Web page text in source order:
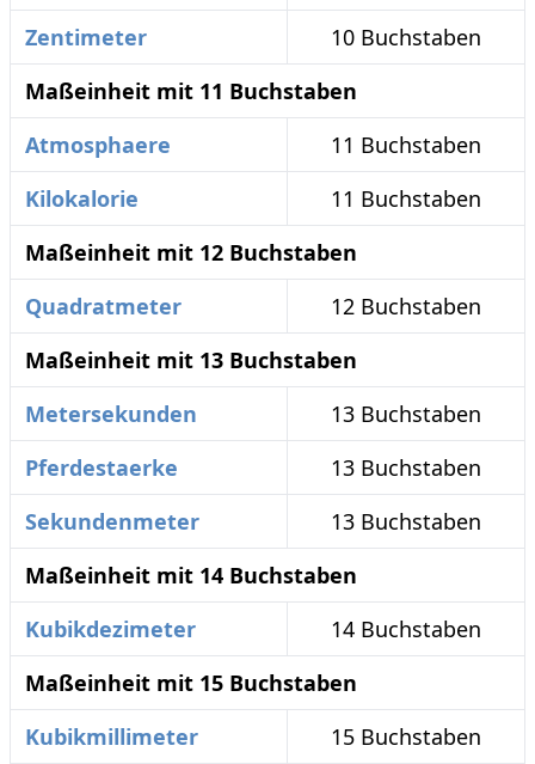
Zentimeter
10 Buchstaben
Maßeinheit mit 11 Buchstaben
Atmosphaere
11 Buchstaben
Kilokalorie
11 Buchstaben
Maßeinheit mit 12 Buchstaben
Quadratmeter
12 Buchstaben
Maßeinheit mit 13 Buchstaben
Metersekunden
13 Buchstaben
Pferdestaerke
13 Buchstaben
Sekundenmeter
13 Buchstaben
Maßeinheit mit 14 Buchstaben
Kubikdezimeter
14 Buchstaben
Maßeinheit mit 15 Buchstaben
Kubikmillimeter
15 Buchstaben